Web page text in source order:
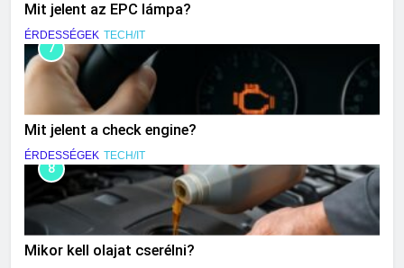
Mit jelent az EPC lámpa?
ÉRDESSÉGEK TECH/IT
7
Mit jelent a check engine?
ÉRDESSÉGEK TECH/IT
8
Mikor kell olajat cserélni?